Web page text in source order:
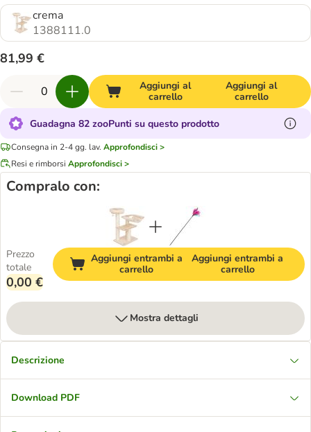
crema
1388111.0
81,99 €
Aggiungi al
carrello
Aggiungi al
carrello
Guadagna 82 zooPunti su questo prodotto
Consegna in 2-4 gg. lav. Approfondisci >
Resi e rimborsi Approfondisci >
Compralo con:
Prezzo
totale
0,00 €
Aggiungi entrambi a
carrello
Aggiungi entrambi a
carrello
Mostra dettagli
Descrizione
Download PDF